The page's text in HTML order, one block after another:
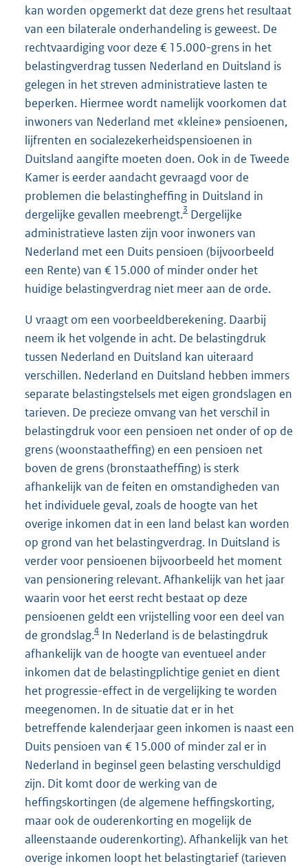
kan worden opgemerkt dat deze grens het resultaat
van een bilaterale onderhandeling is geweest. De
rechtvaardiging voor deze € 15.000-grens in het
belastingverdrag tussen Nederland en Duitsland is
gelegen in het streven administratieve lasten te
beperken. Hiermee wordt namelijk voorkomen dat
inwoners van Nederland met «kleine» pensioenen,
lijfrenten en socialezekerheidspensioenen in
Duitsland aangifte moeten doen. Ook in de Tweede
Kamer is eerder aandacht gevraagd voor de
problemen die belastingheffing in Duitsland in
dergelijke gevallen meebrengt.3 Dergelijke
administratieve lasten zijn voor inwoners van
Nederland met een Duits pensioen (bijvoorbeeld
een Rente) van € 15.000 of minder onder het
huidige belastingverdrag niet meer aan de orde.
U vraagt om een voorbeeldberekening. Daarbij
neem ik het volgende in acht. De belastingdruk
tussen Nederland en Duitsland kan uiteraard
verschillen. Nederland en Duitsland hebben immers
separate belastingstelsels met eigen grondslagen en
tarieven. De precieze omvang van het verschil in
belastingdruk voor een pensioen net onder of op de
grens (woonstaatheffing) en een pensioen net
boven de grens (bronstaatheffing) is sterk
afhankelijk van de feiten en omstandigheden van
het individuele geval, zoals de hoogte van het
overige inkomen dat in een land belast kan worden
op grond van het belastingverdrag. In Duitsland is
verder voor pensioenen bijvoorbeeld het moment
van pensionering relevant. Afhankelijk van het jaar
waarin voor het eerst recht bestaat op deze
pensioenen geldt een vrijstelling voor een deel van
de grondslag.4 In Nederland is de belastingdruk
afhankelijk van de hoogte van eventueel ander
inkomen dat de belastingplichtige geniet en dient
het progressie-effect in de vergelijking te worden
meegenomen. In de situatie dat er in het
betreffende kalenderjaar geen inkomen is naast een
Duits pensioen van € 15.000 of minder zal er in
Nederland in beginsel geen belasting verschuldigd
zijn. Dit komt door de werking van de
heffingskortingen (de algemene heffingskorting,
maar ook de ouderenkorting en mogelijk de
alleenstaande ouderenkorting). Afhankelijk van het
overige inkomen loopt het belastingtarief (tarieven